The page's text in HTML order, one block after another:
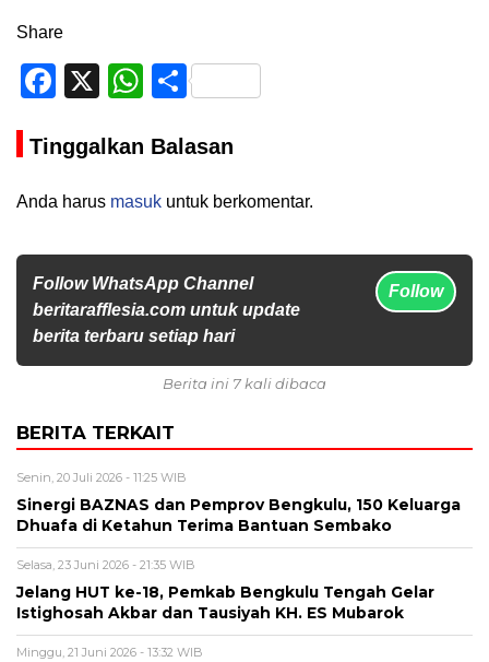
Share
Facebook
X WhatsApp
Share
Tinggalkan Balasan
Anda harus masuk untuk berkomentar.
Follow WhatsApp Channel
beritarafflesia.com untuk update
berita terbaru setiap hari
Follow
Berita ini 7 kali dibaca
BERITA TERKAIT
Senin, 20 Juli 2026 - 11:25 WIB
Sinergi BAZNAS dan Pemprov Bengkulu, 150 Keluarga
Dhuafa di Ketahun Terima Bantuan Sembako
Selasa, 23 Juni 2026 - 21:35 WIB
Jelang HUT ke-18, Pemkab Bengkulu Tengah Gelar
Istighosah Akbar dan Tausiyah KH. ES Mubarok
Minggu, 21 Juni 2026 - 13:32 WIB